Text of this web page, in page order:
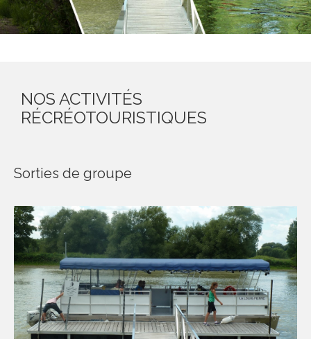
EN SAVOIR PLUS
NOS ACTIVITÉS
RÉCRÉOTOURISTIQUES
Sorties de groupe